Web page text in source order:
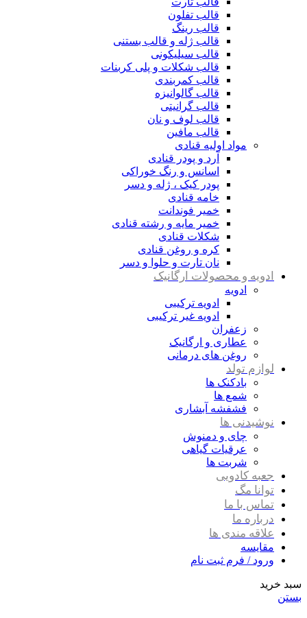
قالب تفلون
قالب رینگ
قالب ژله و قالب بستنی
قالب سیلیکونی
قالب شکلات و پلی کربنات
قالب کمربندی
قالب گالوانیزه
قالب گرانیتی
قالب لوف و نان
قالب مافین
مواد اولیه قنادی
آرد و پودر قنادی
اسانس و رنگ خوراکی
پودر کیک ، ژله و دسر
خامه قنادی
خمیر فوندانت
خمیر مایه و رشته قنادی
شکلات قنادی
کره و روغن قنادی
نان تارت و حلوا و دسر
ادویه و محصولات ارگانیک
ادویه
ادویه ترکیبی
ادویه غیر ترکیبی
زعفران
عطاری و ارگانیک
روغن های درمانی
لوازم تولد
بادکنک ها
شمع ها
فشفشه آبشاری
نوشیدنی ها
چای و دمنوش
عرقیات گیاهی
شربت ها
جعبه کادویی
توانا مگ
تماس با ما
درباره ما
علاقه مندی ها
مقایسه
ورود / فرم ثبت نام
سبد خرید
بستن